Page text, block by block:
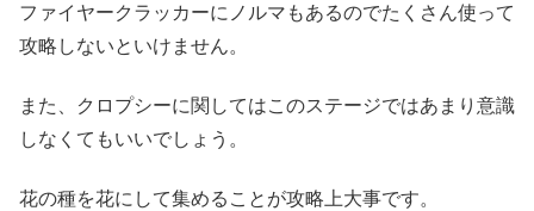
ファイヤークラッカーにノルマもあるのでたくさん使って
攻略しないといけません。
また、クロプシーに関してはこのステージではあまり意識
しなくてもいいでしょう。
花の種を花にして集めることが攻略上大事です。